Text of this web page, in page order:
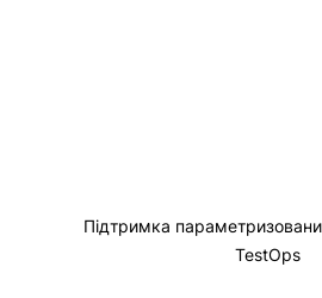
Підтримка
TestOps